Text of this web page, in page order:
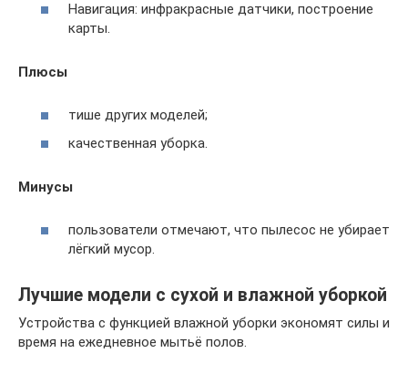
Навигация: инфракрасные датчики, построение
карты.
Плюсы
тише других моделей;
качественная уборка.
Минусы
пользователи отмечают, что пылесос не убирает
лёгкий мусор.
Лучшие модели с сухой и влажной уборкой
Устройства с функцией влажной уборки экономят силы и
время на ежедневное мытьё полов.